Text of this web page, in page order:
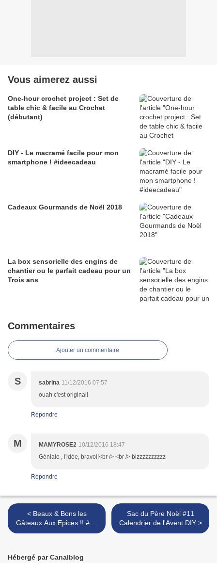
Vous aimerez aussi
One-hour crochet project : Set de
table chic & facile au Crochet
(débutant)
DIY - Le macramé facile pour mon
smartphone ! #ideecadeau
Cadeaux Gourmands de Noël 2018
La box sensorielle des engins de
chantier ou le parfait cadeau pour un
Trois ans
Commentaires
Ajouter un commentaire
S sabrina 11/12/2016 07:57
ouah c'est original!
Répondre
M MAMYROSE2 10/12/2016 18:47
Géniale , l'idée, bravo!!<br /> <br /> bizzzzzzzzzz
Répondre
< Beaux & Bons les
Gâteaux Aux Epices !! #09
Calendrier de l'Avent DIY
Sac du Père Noël #11
Calendrier de l'Avent DIY >
Hébergé par Canalblog